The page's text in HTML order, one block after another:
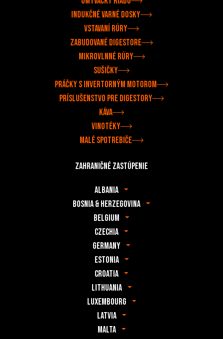
Indukčné varné dosky
Vstavaní rúry
Zabudované digestore
Mikrovlnné rúry
Sušičky
Práčky s invertorným motorom
Príslušenstvo pre digestory
Káva
Vinotéky
Malé spotrebiče
Zahraničné zastúpenie
Albania
Bosnia & Herzegovina
Belgium
Czechia
Germany
Estonia
Croatia
Lithuania
Luxembourg
Latvia
Malta